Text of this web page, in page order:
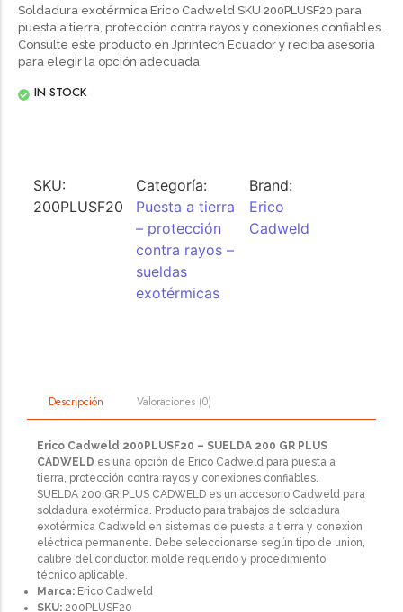
Soldadura exotérmica Erico Cadweld SKU 200PLUSF20 para
puesta a tierra, protección contra rayos y conexiones confiables.
Consulte este producto en Jprintech Ecuador y reciba asesoría
para elegir la opción adecuada.
IN STOCK
SKU:
200PLUSF20
Categoría:
Puesta a tierra
– protección
contra rayos –
sueldas
exotérmicas
Brand:
Erico
Cadweld
Descripción Valoraciones (0)
Erico Cadweld 200PLUSF20 – SUELDA 200 GR PLUS
CADWELD es una opción de Erico Cadweld para puesta a
tierra, protección contra rayos y conexiones confiables.
SUELDA 200 GR PLUS CADWELD es un accesorio Cadweld para
soldadura exotérmica. Producto para trabajos de soldadura
exotérmica Cadweld en sistemas de puesta a tierra y conexión
eléctrica permanente. Debe seleccionarse según tipo de unión,
calibre del conductor, molde requerido y procedimiento
técnico aplicable.
Marca: Erico Cadweld
SKU: 200PLUSF20